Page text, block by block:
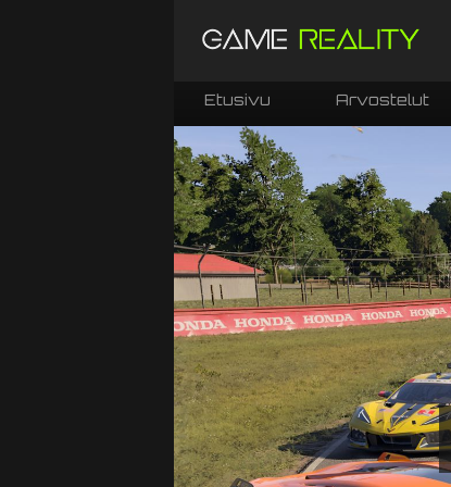
Etusivu Arvostelut